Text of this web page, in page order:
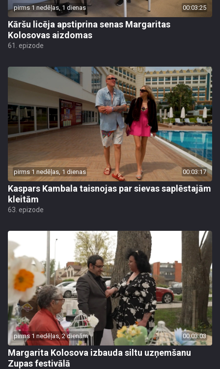
pirms 1 nedēļas, 1 dienas 00:03:25
Kāršu licēja apstiprina senas Margaritas
Kolosovas aizdomas
61. epizode
pirms 1 nedēļas, 1 dienas 00:03:17
Kaspars Kambala taisnojas par sievas saplēstajām
kleitām
63. epizode
pirms 1 nedēļas, 2 dienām 00:03:03
Margarita Kolosova izbauda siltu uzņemšanu
Zupas festivālā